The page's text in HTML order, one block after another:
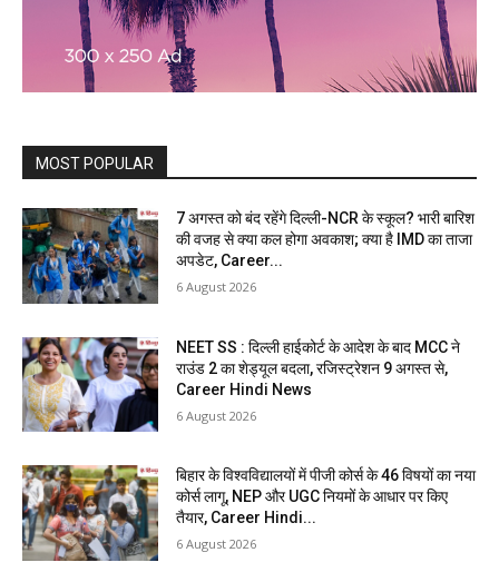
MOST POPULAR
7 अगस्त को बंद रहेंगे दिल्ली-NCR के स्कूल? भारी बारिश
की वजह से क्या कल होगा अवकाश; क्या है IMD का ताजा
अपडेट, Career...
6 August 2026
NEET SS : दिल्ली हाईकोर्ट के आदेश के बाद MCC ने
राउंड 2 का शेड्यूल बदला, रजिस्ट्रेशन 9 अगस्त से,
Career Hindi News
6 August 2026
बिहार के विश्वविद्यालयों में पीजी कोर्स के 46 विषयों का नया
कोर्स लागू, NEP और UGC नियमों के आधार पर किए
तैयार, Career Hindi...
6 August 2026